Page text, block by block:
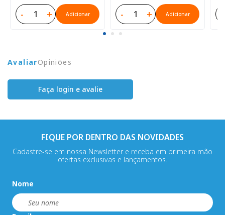
- + Adicionar - + Adicionar
AvaliarOpiniões
Faça login e avalie
FIQUE POR DENTRO DAS NOVIDADES
Cadastre-se em nossa Newsletter e receba em primeira mão
ofertas exclusivas e lançamentos.
Nome